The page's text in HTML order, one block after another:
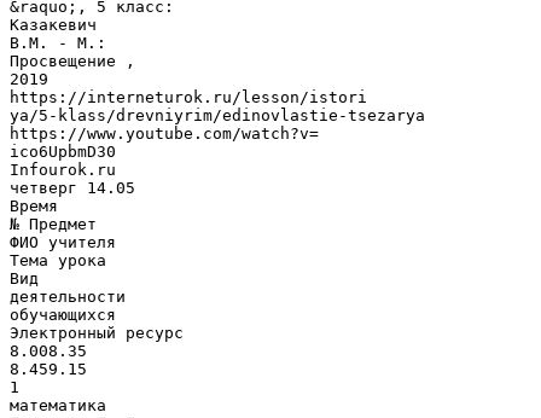
&raquo;, 5 класс:
Казакевич
В.М. - М.:
Просвещение ,
2019
https://interneturok.ru/lesson/istori
ya/5-klass/drevniyrim/edinovlastie-tsezarya
https://www.youtube.com/watch?v=
ico6UpbmD30
Infourok.ru
четверг 14.05
Время
№ Предмет
ФИО учителя
Тема урока
Вид
деятельности
обучающихся
Электронный ресурс
8.008.35
8.459.15
1
математика